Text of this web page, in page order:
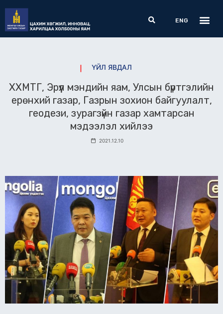
content
Search
ENG
ҮЙЛ ЯВДАЛ
ХХМТГ, Эрүүл мэндийн яам, Улсын бүртгэлийн
ерөнхий газар, Газрын зохион байгуулалт,
геодези, зурагзүйн газар хамтарсан
мэдээлэл хийлээ
2021.12.10